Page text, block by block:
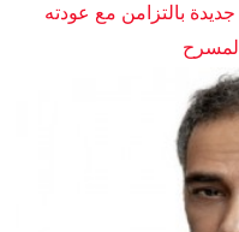
بالتزامن مع عودته